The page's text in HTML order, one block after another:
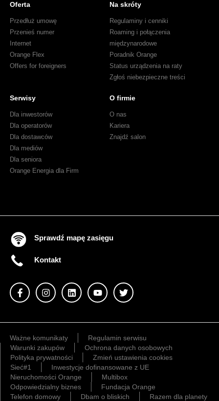
Oferta
Przedłuż umowę
Przenieś numer
Internet
Orange Flex
Offers for foreigners
Na skróty
Regulaminy i cenniki
Roaming i połączenia
międzynarodowe
Poradnik Orange
Status urządzenia na raty
Zgłoś niebezpieczne treści
Serwisy
Dla inwestorów
Dla operatorów
Dla dostawców
Dla mediów
Dla seniora
Orange Energia dla Firm
O firmie
O nas
Kariera
Znajdź salon
Sprawdź mapę zasięgu
Kontakt
Ważne komunikaty
Regulamin serwisu
Warunki zakupów
Ochrona danych osobowych
Polityka prywatności
Zmień ustawienia cookies
Sieć#1
Inwestycje dofinansowane z UE
Nieruchomości Orange
Multibox
Odpowiedzialny biznes
Fundacja Orange
Telefon domowy
Dbam o bliskich Razem dla planety